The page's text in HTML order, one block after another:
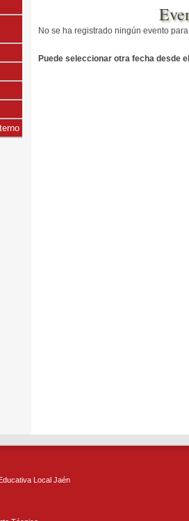
No se ha registrado ningún evento
Puede seleccionar otra fecha desde
Local Jaén